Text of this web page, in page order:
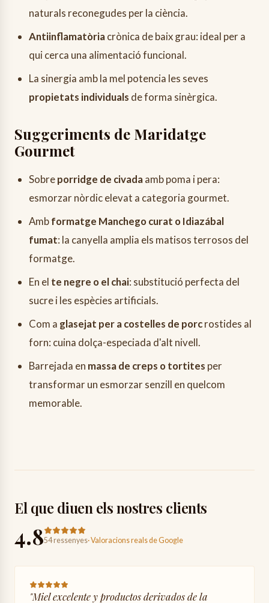
naturals reconegudes per la ciència.
Antiinflamatòriacrònica de baix grau: ideal per a
qui cerca una alimentació funcional.
La sinergia amb la mel potencia les seves
propietats individuals de forma sinèrgica.
Suggeriments de Maridatge
Gourmet
Sobreporridge de civadaamb poma i pera:
esmorzar nòrdic elevat a categoria gourmet.
Ambformatge Manchego curat o Idiazábal
fumat: la canyella amplia els matisos terrosos del
formatge.
En el te negre o el chai: substitució perfecta del
sucre i les espècies artificials.
Com a glasejat per a costelles de porcrostides al
forn: cuina dolça-especiada d'alt nivell.
Barrejada en massa de creps o tortites per
transformar un esmorzar senzill en quelcom
memorable.
El que diuen els nostres clients
4.854 ressenyes·Valoracions reals de Google
"Miel excelente y productos derivados de la